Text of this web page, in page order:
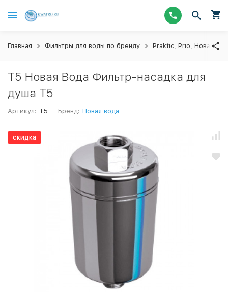
Главная Фильтры для воды по бренду Praktic, Prio, Новая
Т5 Новая Вода Фильтр-насадка для
душа T5
Артикул: T5 Бренд: Новая вода
скидка